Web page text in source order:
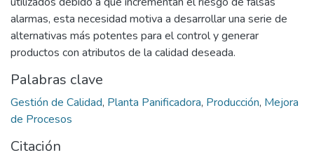
alarmas, esta necesidad motiva a desarrollar una serie de
alternativas más potentes para el control y generar
productos con atributos de la calidad deseada.
Palabras clave
Gestión de Calidad, Planta Panificadora, Producción, Mejora
de Procesos
Citación